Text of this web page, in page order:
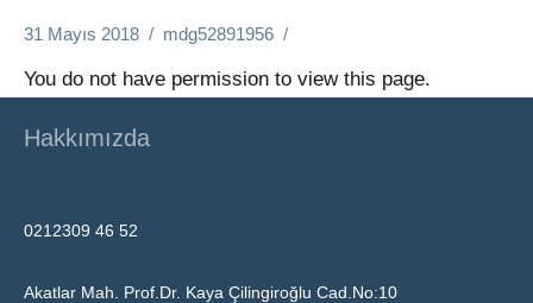
31 Mayıs 2018 mdg52891956
You do not have permission to view this page.
Hakkımızda
0212309 46 52
Akatlar Mah. Prof.Dr. Kaya Çilingiroğlu Cad.No:10